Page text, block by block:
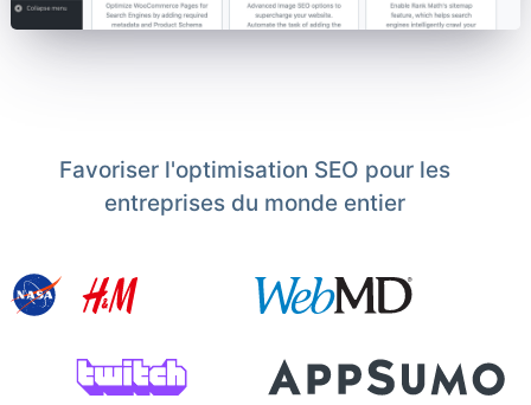
Favoriser l'optimisation SEO pour les
entreprises du monde entier